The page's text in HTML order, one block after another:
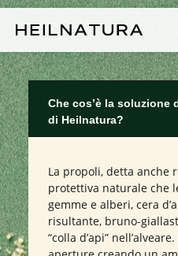
Che cos’è la soluzione
di Heilnatura?
La propoli, detta anche
protettiva naturale che
gemme e alberi, cera
risultante, bruno-
“colla d’api”